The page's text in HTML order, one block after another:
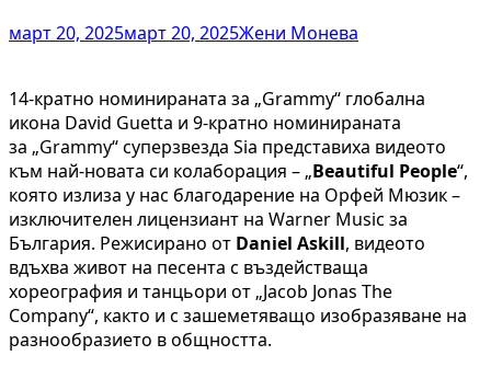
март 20, 2025март 20, 2025Жени Монева
14-кратно номинираната за „Grammy“ глобална
икона David Guetta и 9-кратно номинираната
за „Grammy“ суперзвезда Sia представиха видеото
към най-новата си колаборация – „Beautiful People“,
която излиза у нас благодарение на Орфей Мюзик –
изключителен лицензиант на Warner Music за
България. Режисирано от Daniel Askill, видеото
вдъхва живот на песента с въздействаща
хореография и танцьори от „Jacob Jonas The
Company“, както и с зашеметяващо изобразяване на
разнообразието в общността.